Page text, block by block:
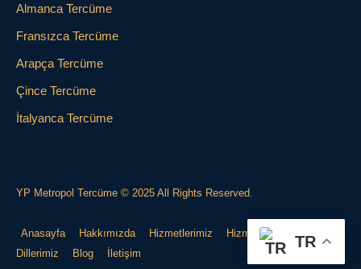
Almanca Tercüme
Fransızca Tercüme
Arapça Tercüme
Çince Tercüme
İtalyanca Tercüme
YP Metropol Tercüme © 2025 All Rights Reserved.
Anasayfa Hakkımızda Hizmetlerimiz
Hizmet
Dillerimiz
Blog İletişim
TR